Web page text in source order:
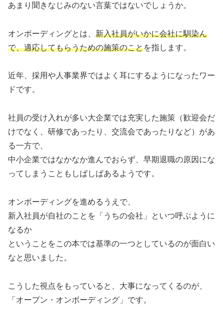
あまり聞きなじみのない言葉ではないでしょうか。
オンボーディングとは、 新入社員がいかに会社に馴染ん
で、適応してもらうための施策のことを指します。
近年、採用や人事業界ではよく耳にするようになったワー
ドです。
社員の受け入れが多い大企業では充実した施策（歓迎会だ
けでなく、研修であったり、交流会であったりなど）があ
る一方で、
中小企業ではなかなか進んでおらず、早期退職の原因にな
ってしまうこともしばしばあるようです。
オンボーディングを進めるうえで、
新入社員が自社のことを「うちの会社」といつ呼ぶように
なるか
ということをこの本では基準の一つとしているのが面白い
なと思いました。
こうした視点をもっていると、大事になってくるのが、
「オープン・オンボーディング」です。